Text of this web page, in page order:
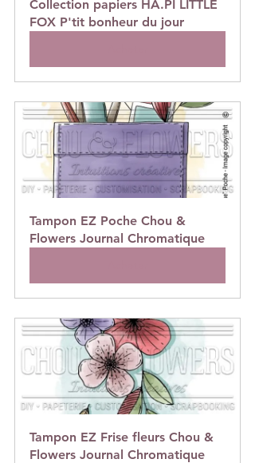
Collection papiers HA.PI LITTLE
FOX P'tit bonheur du jour
Tampon EZ Poche Chou &
Flowers Journal Chromatique
Tampon EZ Frise fleurs Chou &
Flowers Journal Chromatique